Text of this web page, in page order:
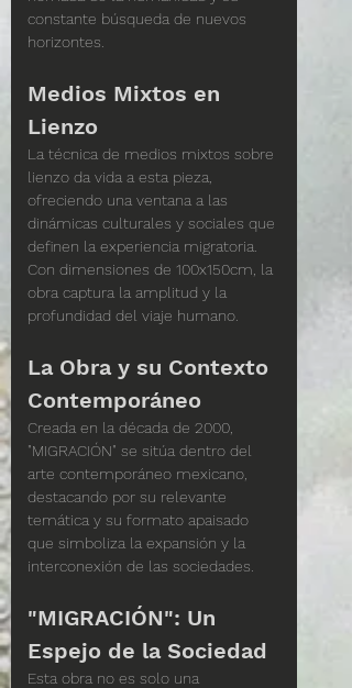
constante búsqueda de nuevos
horizontes.
Medios Mixtos en
Lienzo
La técnica de medios mixtos sobre
lienzo da vida a esta pieza,
ofreciendo una ventana a las
dinámicas culturales y sociales que
definen la experiencia migratoria.
Con dimensiones de 100x150cm, la
obra captura la amplitud y la
profundidad del viaje humano.
La Obra y su Contexto
Contemporáneo
Creada en la década de 2000,
"MIGRACIÓN" se sitúa dentro del
arte contemporáneo mexicano,
destacando por su relevante
temática y su formato apaisado
que simboliza la expansión y la
interconexión de las sociedades.
"MIGRACIÓN": Un
Espejo de la Sociedad
Esta obra no es solo una